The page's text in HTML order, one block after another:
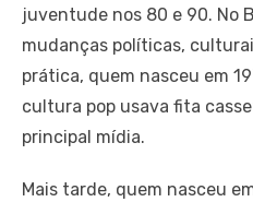
juventude nos 80 e 90. No
mudanças políticas,
prática, quem nasceu em
cultura pop usava fita
principal mídia.
Mais tarde, quem nasceu